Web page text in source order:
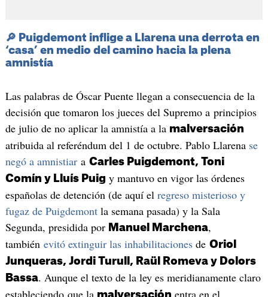
🔎 Puigdemont inflige a Llarena una derrota en
‘casa’ en medio del camino hacia la plena
amnistía
Las palabras de Óscar Puente llegan a consecuencia de la
decisión que tomaron los jueces del Supremo a principios
de julio de no aplicar la amnistía a la malversación
atribuida al referéndum del 1 de octubre. Pablo Llarena se
negó a amnistiara Carles Puigdemont, Toni
Comín y Lluís Puig y mantuvo en vigor las órdenes
españolas de detención (de aquí el regreso misterioso y
fugaz de Puigdemontla semana pasada) y la Sala
Segunda, presidida por Manuel Marchena,
también evitó extinguir las inhabilitacionesde Oriol
Junqueras, Jordi Turull, Raül Romeva y Dolors
Bassa. Aunque el texto de la ley es meridianamente claro
estableciendo que la malversación entra en el